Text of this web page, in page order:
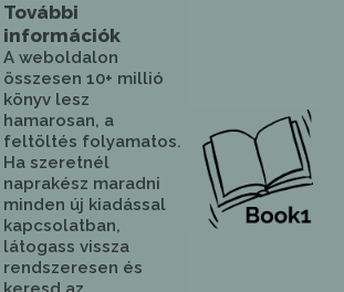
További
információk
A weboldalon
összesen 10+ millió
könyv lesz
hamarosan, a
feltöltés folyamatos.
Ha szeretnél
naprakész maradni
minden új kiadással
kapcsolatban,
látogass vissza
rendszeresen és